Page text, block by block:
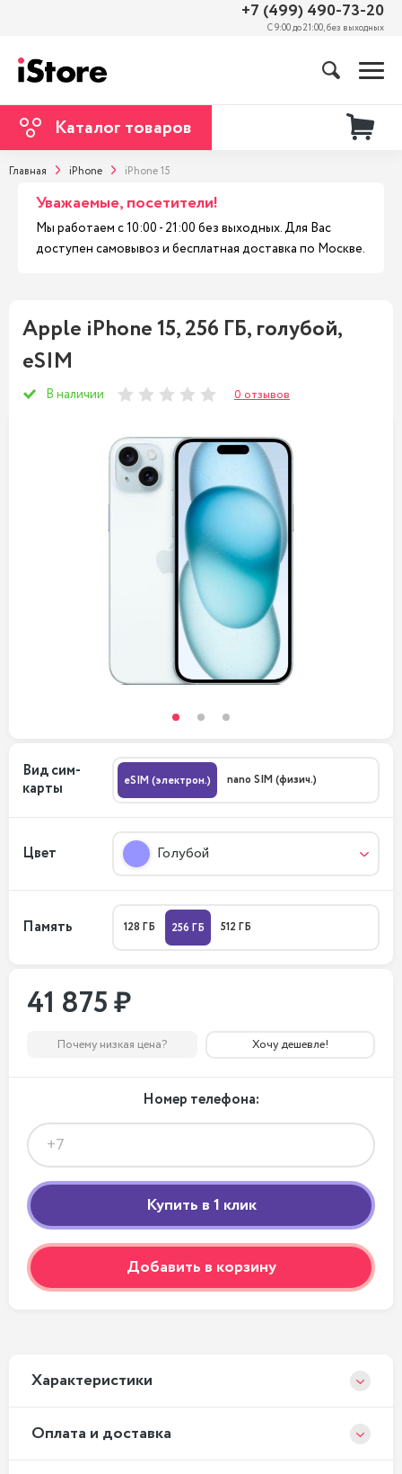
+7 (499) 490-73-20
С 9:00 до 21:00, без выходных
Каталог товаров
Главная iPhone iPhone 15
Уважаемые, посетители!
Мы работаем с 10:00 - 21:00 без выходных. Для Вас
доступен самовывоз и бесплатная доставка по Москве.
Apple iPhone 15, 256 ГБ, голубой,
eSIM
В наличии 0 отзывов
Вид сим-
карты
eSIM (электрон.) nano SIM (физич.)
Цвет Голубой
Память 128 ГБ 256 ГБ 512 ГБ
41 875 ₽
Почему низкая цена? Хочу дешевле!
Номер телефона:
Добавить в корзину
Xарактеристики
Оплата и доставка